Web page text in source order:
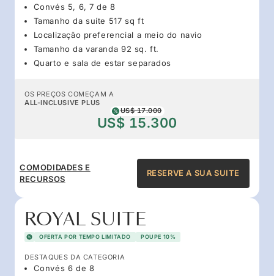
Convés 5, 6, 7 de 8
Tamanho da suíte 517 sq ft
Localização preferencial a meio do navio
Tamanho da varanda 92 sq. ft.
Quarto e sala de estar separados
OS PREÇOS COMEÇAM A
ALL-INCLUSIVE PLUS
US$ 17.000
US$ 15.300
COMODIDADES E
RECURSOS
RESERVE A SUA SUITE
ROYAL SUITE
OFERTA POR TEMPO LIMITADO POUPE 10%
DESTAQUES DA CATEGORIA
Convés 6 de 8